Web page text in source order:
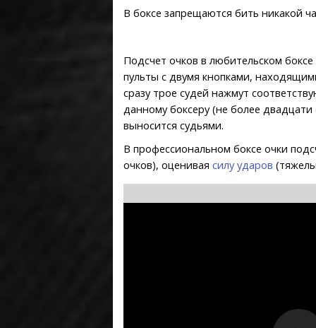
В боксе запрещаются бить никакой
Подсчет очков в любительском
пульты с двумя кнопками,
сразу трое судей нажмут
данному боксеру (не более
выносится судьями.
В профессиональном боксе очки
очков), оценивая силу ударов